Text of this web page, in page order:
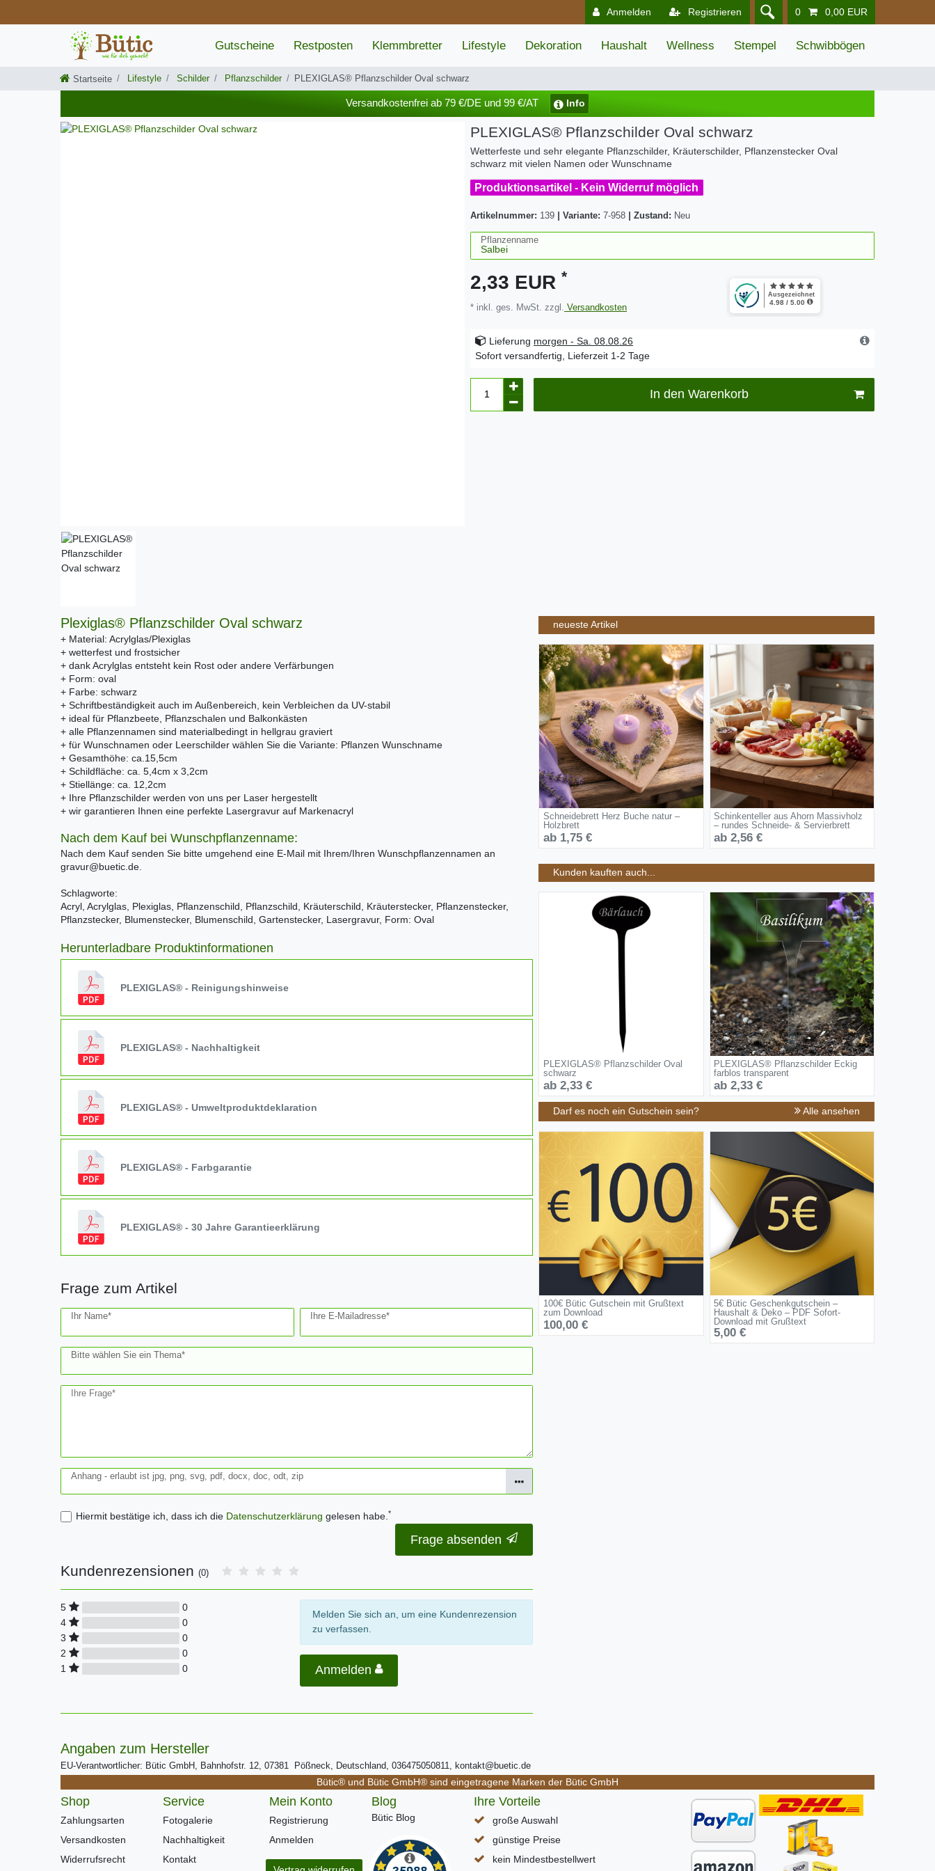
Anmelden Registrieren 0 0,00 EUR
Gutscheine Restposten Klemmbretter Lifestyle Dekoration Haushalt Wellness Stempel Schwibbögen
Startseite Lifestyle Schilder Pflanzschilder PLEXIGLAS® Pflanzschilder Oval schwarz
Versandkostenfrei ab 79 €/DE und 99 €/AT Info
PLEXIGLAS® Pflanzschilder Oval schwarz
Wetterfeste und sehr elegante Pflanzschilder, Kräuterschilder, Pflanzenstecker Oval
schwarz mit vielen Namen oder Wunschname
Produktionsartikel - Kein Widerruf möglich
Artikelnummer: 139 Variante: 7-958 Zustand: Neu
Pflanzenname
2,33 EUR *
* inkl. ges. MwSt. zzgl. Versandkosten
Lieferung morgen - Sa. 08.08.26
Sofort versandfertig, Lieferzeit 1-2 Tage
In den Warenkorb
Plexiglas® Pflanzschilder Oval schwarz
+ Material: Acrylglas/Plexiglas
+ wetterfest und frostsicher
+ dank Acrylglas entsteht kein Rost oder andere Verfärbungen
+ Form: oval
+ Farbe: schwarz
+ Schriftbeständigkeit auch im Außenbereich, kein Verbleichen da UV-stabil
+ ideal für Pflanzbeete, Pflanzschalen und Balkonkästen
+ alle Pflanzennamen sind materialbedingt in hellgrau graviert
+ für Wunschnamen oder Leerschilder wählen Sie die Variante: Pflanzen Wunschname
+ Gesamthöhe: ca.15,5cm
+ Schildfläche: ca. 5,4cm x 3,2cm
+ Stiellänge: ca. 12,2cm
+ Ihre Pflanzschilder werden von uns per Laser hergestellt
+ wir garantieren Ihnen eine perfekte Lasergravur auf Markenacryl
Nach dem Kauf bei Wunschpflanzenname:
Nach dem Kauf senden Sie bitte umgehend eine E-Mail mit Ihrem/Ihren Wunschpflanzennamen an
gravur@buetic.de.
Schlagworte:
Acryl, Acrylglas, Plexiglas, Pflanzenschild, Pflanzschild, Kräuterschild, Kräuterstecker, Pflanzenstecker,
Pflanzstecker, Blumenstecker, Blumenschild, Gartenstecker, Lasergravur, Form: Oval
Herunterladbare Produktinformationen
PLEXIGLAS® - Reinigungshinweise
PLEXIGLAS® - Nachhaltigkeit
PLEXIGLAS® - Umweltproduktdeklaration
PLEXIGLAS® - Farbgarantie
PLEXIGLAS® - 30 Jahre Garantieerklärung
Frage zum Artikel
Ihr Name* Ihre E-Mailadresse*
Bitte wählen Sie ein Thema*
Ihre Frage*
Anhang - erlaubt ist jpg, png, svg, pdf, docx, doc, odt, zip
Hiermit bestätige ich, dass ich die Daten­schutz­erklärung gelesen habe.*
Ceres::Template.mailFormHoneypotLabel
Frage absenden
Kundenrezensionen (0)
5
0
4
0
3
0
2
0
1
0
Melden Sie sich an, um eine Kundenrezension
zu verfassen.
Anmelden
Angaben zum Hersteller
EU-Verantwortlicher: Bütic GmbH, Bahnhofstr. 12, 07381 Pößneck, Deutschland, 036475050811, kontakt@buetic.de
neueste Artikel
Schneidebrett Herz Buche natur –
Holzbrett
ab 1,75 €
Schinkenteller aus Ahorn Massivholz
– rundes Schneide- & Servierbrett
ab 2,56 €
Kunden kauften auch...
PLEXIGLAS® Pflanzschilder Oval
schwarz
ab 2,33 €
PLEXIGLAS® Pflanzschilder Eckig
farblos transparent
ab 2,33 €
Darf es noch ein Gutschein sein? Alle ansehen
100€ Bütic Gutschein mit Grußtext
zum Download
100,00 €
5€ Bütic Geschenkgutschein –
Haushalt & Deko – PDF Sofort-
Download mit Grußtext
5,00 €
Bütic® und Bütic GmbH® sind eingetragene Marken der Bütic GmbH
Shop
Zahlungsarten
Versandkosten
Widerrufsrecht
Service
Fotogalerie
Nachhaltigkeit
Kontakt
Mein Konto
Registrierung
Anmelden
Blog
Bütic Blog
Ihre Vorteile
große Auswahl
günstige Preise
kein Mindestbestellwert